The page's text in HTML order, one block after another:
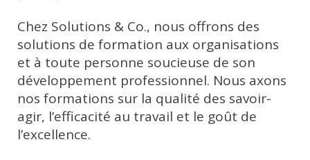
Chez Solutions & Co., nous offrons des
solutions de formation aux organisations
et à toute personne soucieuse de son
développement professionnel. Nous axons
nos formations sur la qualité des savoir-
agir, l’efficacité au travail et le goût de
l’excellence.